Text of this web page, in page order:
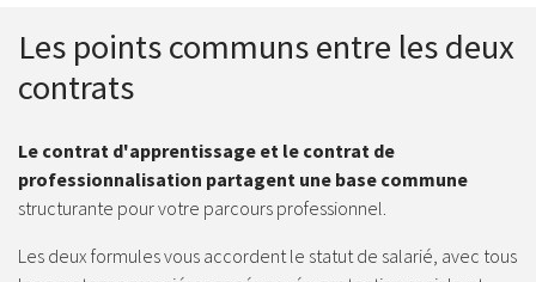
Les points communs entre les deux
contrats
Le contrat d'apprentissage et le contrat de
professionnalisation partagent une base commune
structurante pour votre parcours professionnel.
Les deux formules vous accordent le statut de salarié, avec tous